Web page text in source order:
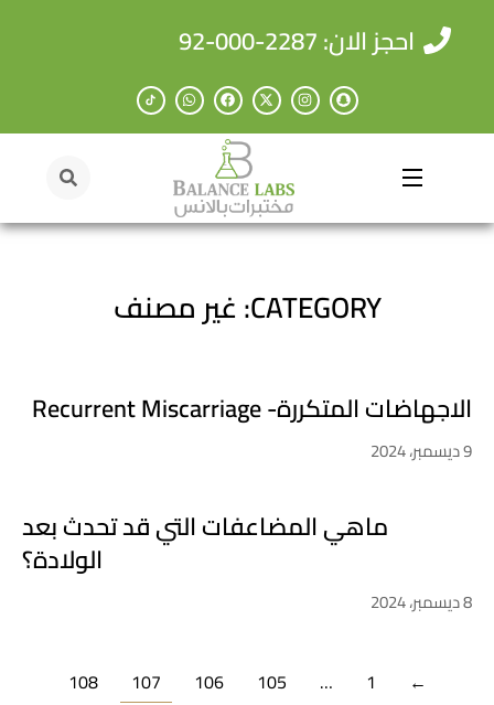
احجز الان: 2287-000-92
CATEGORY: غير مصنف
الاجهاضات المتكررة- Recurrent Miscarriage
9 ديسمبر، 2024
ماهي المضاعفات التي قد تحدث بعد
الولادة؟
8 ديسمبر، 2024
←
1
…
105
106
107
108